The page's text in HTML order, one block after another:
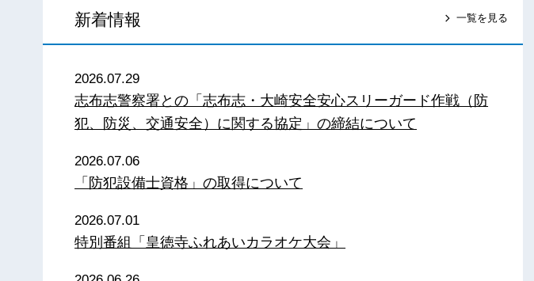
新着情報 一覧を見る
2026.07.29
志布志警察署との「志布志・大崎安全安心スリーガード作戦（防
犯、防災、交通安全）に関する協定」の締結について
2026.07.06
「防犯設備士資格」の取得について
2026.07.01
特別番組「皇徳寺ふれあいカラオケ大会」